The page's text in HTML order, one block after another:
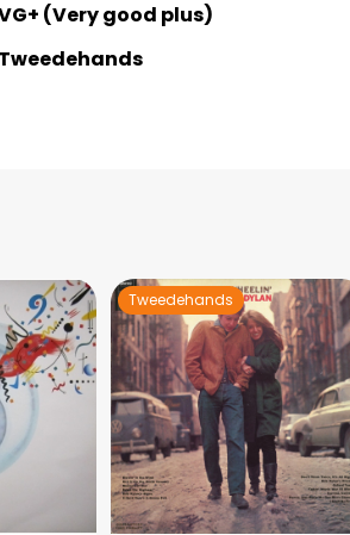
(Very good plus)
Tweedehands
Tweedehands